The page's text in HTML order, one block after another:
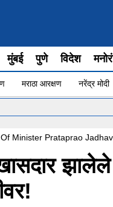
मुंबई पुणे विदेश
मराठा आरक्षण नरेंद्र मोदी
Minister Prataprao
झालेले